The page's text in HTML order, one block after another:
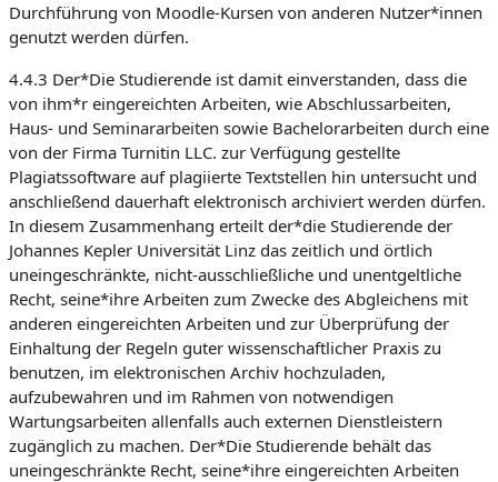
Durchführung von Moodle-Kursen von anderen Nutzer*innen
genutzt werden dürfen.
4.4.3 Der*Die Studierende ist damit einverstanden, dass die
von ihm*r eingereichten Arbeiten, wie Abschlussarbeiten,
Haus- und Seminararbeiten sowie Bachelorarbeiten durch eine
von der Firma Turnitin LLC. zur Verfügung gestellte
Plagiatssoftware auf plagiierte Textstellen hin untersucht und
anschließend dauerhaft elektronisch archiviert werden dürfen.
In diesem Zusammenhang erteilt der*die Studierende der
Johannes Kepler Universität Linz das zeitlich und örtlich
uneingeschränkte, nicht-ausschließliche und unentgeltliche
Recht, seine*ihre Arbeiten zum Zwecke des Abgleichens mit
anderen eingereichten Arbeiten und zur Überprüfung der
Einhaltung der Regeln guter wissenschaftlicher Praxis zu
benutzen, im elektronischen Archiv hochzuladen,
aufzubewahren und im Rahmen von notwendigen
Wartungsarbeiten allenfalls auch externen Dienstleistern
zugänglich zu machen. Der*Die Studierende behält das
uneingeschränkte Recht, seine*ihre eingereichten Arbeiten